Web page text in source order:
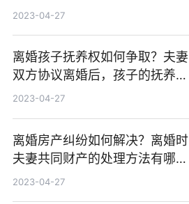
处理？
2023-04-27
离婚孩子抚养权如何争取？夫妻
双方协议离婚后，孩子的抚养费
如何确定？
2023-04-27
离婚房产纠纷如何解决？离婚时
夫妻共同财产的处理方法有哪
些？
2023-04-27